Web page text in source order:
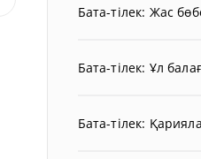
Бата-тілек: Жас
Бата-тілек: Ұл
Бата-тілек: